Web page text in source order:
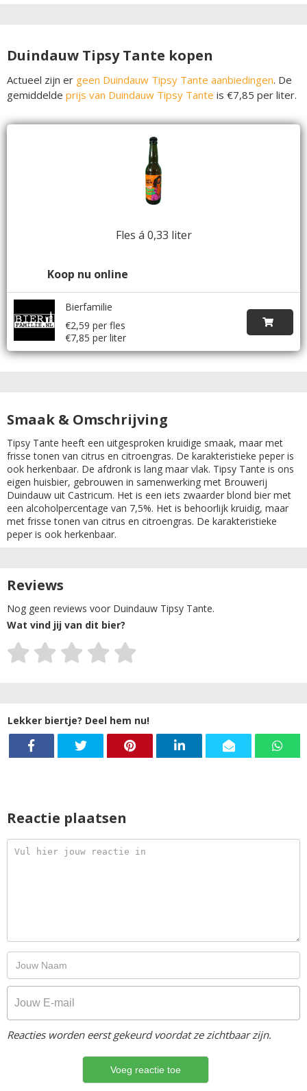
Duindauw Tipsy Tante kopen
Actueel zijn er geen Duindauw Tipsy Tante aanbiedingen. De
gemiddelde prijs van Duindauw Tipsy Tante is €7,85 per liter.
Fles á 0,33 liter
Koop nu online
Bierfamilie
€2,59 per fles
€7,85 per liter
Smaak & Omschrijving
Tipsy Tante heeft een uitgesproken kruidige smaak, maar met
frisse tonen van citrus en citroengras. De karakteristieke peper is
ook herkenbaar. De afdronk is lang maar vlak. Tipsy Tante is ons
eigen huisbier, gebrouwen in samenwerking met Brouwerij
Duindauw uit Castricum. Het is een iets zwaarder blond bier met
een alcoholpercentage van 7,5%. Het is behoorlijk kruidig, maar
met frisse tonen van citrus en citroengras. De karakteristieke
peper is ook herkenbaar.
Reviews
Nog geen reviews voor Duindauw Tipsy Tante.
Wat vind jij van dit bier?
Lekker biertje? Deel hem nu!
Reactie plaatsen
Reacties worden eerst gekeurd voordat ze zichtbaar zijn.